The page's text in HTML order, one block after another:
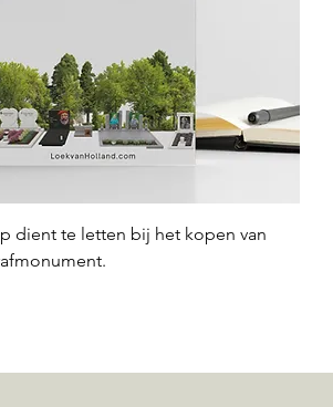
dient te letten bij het kopen van